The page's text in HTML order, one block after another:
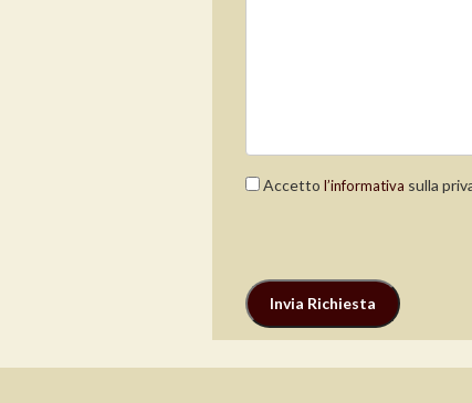
Accetto l’informativa sulla